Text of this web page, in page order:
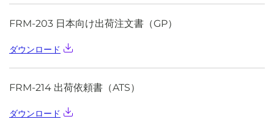
FRM-203 日本向け出荷注文書（GP）
ダウンロード
FRM-214 出荷依頼書（ATS）
ダウンロード